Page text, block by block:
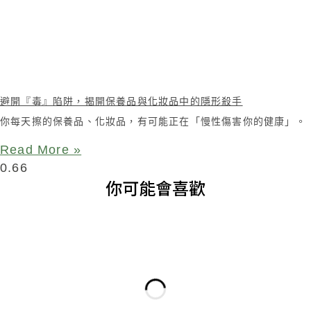
避開『毒』陷阱，揭開保養品與化妝品中的隱形殺手
你每天擦的保養品、化妝品，有可能正在「慢性傷害你的健康」。
Read More »
你可能會喜歡